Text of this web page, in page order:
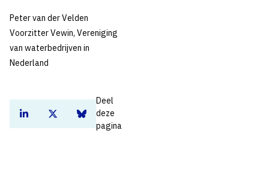
Peter van der Velden
Voorzitter Vewin, Vereniging
van waterbedrijven in
Nederland
Deel
deze
pagina
Deel dit artikel op Linkedin
Deel dit artikel op Twitter
Deel dit artikel op Bluesky